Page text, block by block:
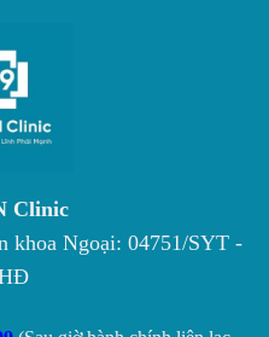
Clinic
khoa Ngoại: 04751/SYT -